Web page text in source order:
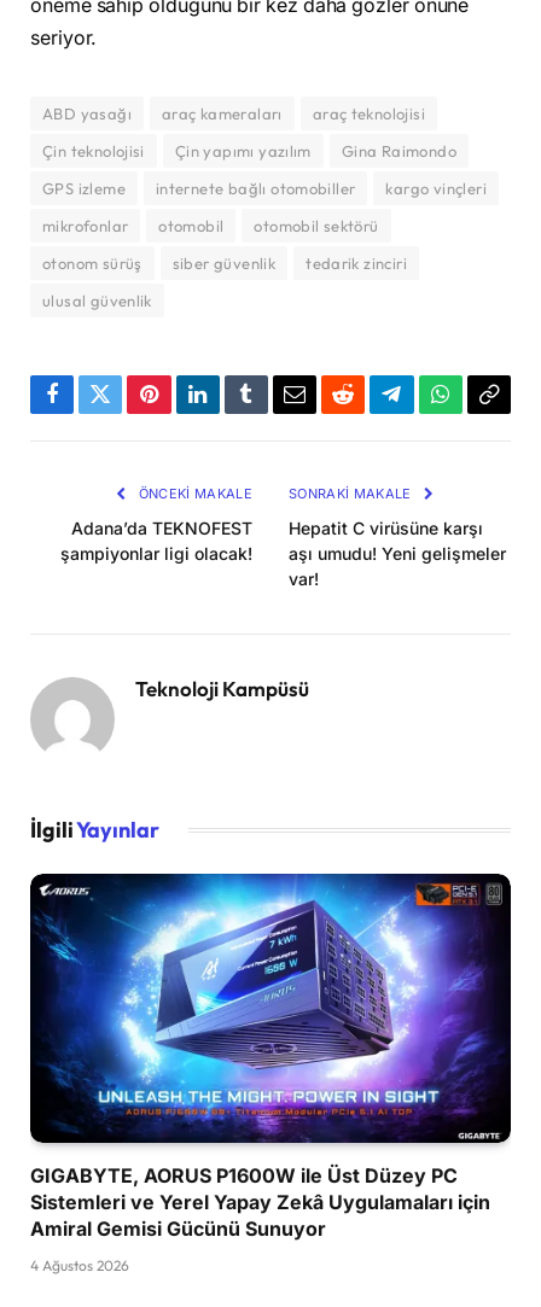
öneme sahip olduğunu bir kez daha gözler önüne
seriyor.
ABD yasağı araç kameraları
araç teknolojisi
Çin teknolojisi
Çin yapımı yazılım
Gina Raimondo
GPS izleme
internete bağlı otomobiller
kargo vinçleri
mikrofonlar
otomobil
otomobil sektörü
otonom sürüş
siber güvenlik
tedarik zinciri
ulusal güvenlik
Facebook
TwitterPinterestLinkedInTumblrEmailRedditTelegramWhatsApp
ÖNCEKI MAKALE
Adana’da TEKNOFEST
şampiyonlar ligi olacak!
SONRAKI MAKALE
Hepatit C virüsüne karşı
aşı umudu! Yeni gelişmeler
var!
Teknoloji Kampüsü
İlgiliYayınlar
GIGABYTE, AORUS P1600W ile Üst Düzey PC
Sistemleri ve Yerel Yapay Zekâ Uygulamaları için
Amiral Gemisi Gücünü Sunuyor
4 Ağustos 2026